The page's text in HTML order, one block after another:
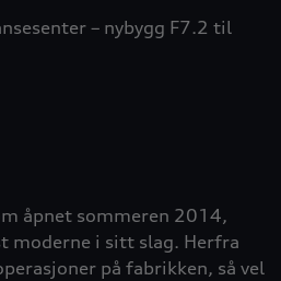
– nybygg F7.2 til
åpnet sommeren 2014,
moderne i sitt slag. Herfra
på fabrikken, så vel